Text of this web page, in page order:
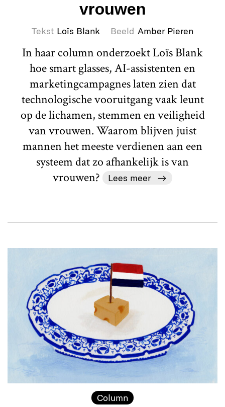
vrouwen
Tekst Loïs Blank Beeld Amber Pieren
In haar column onderzoekt Loïs Blank
hoe smart glasses, AI-assistenten en
marketingcampagnes laten zien dat
technologische vooruitgang vaak leunt
op de lichamen, stemmen en veiligheid
van vrouwen. Waarom blijven juist
mannen het meeste verdienen aan een
systeem dat zo afhankelijk is van
vrouwen?
Lees meer
Column